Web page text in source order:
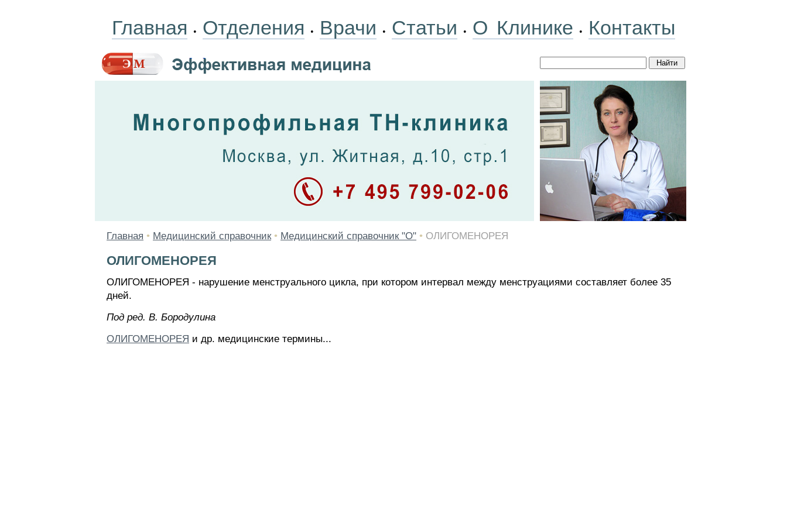
Главная • Отделения • Врачи • Статьи • О Клинике • Контакты
Главная • Медицинский справочник • Медицинский справочник "О" • ОЛИГОМЕНОРЕЯ
ОЛИГОМЕНОРЕЯ
ОЛИГОМЕНОРЕЯ - нарушение менструального цикла, при котором интервал между менструациями составляет более 35
дней.
Пoд peд. B. Бopoдyлинa
ОЛИГОМЕНОРЕЯ и др. медицинские термины...